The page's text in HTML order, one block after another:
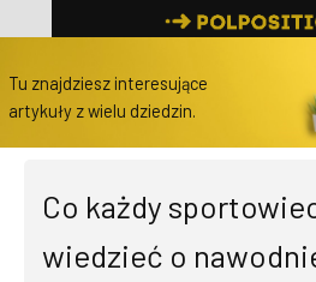
Tu znajdziesz interesujące
artykuły z wielu dziedzin.
Co każdy
wiedzieć o